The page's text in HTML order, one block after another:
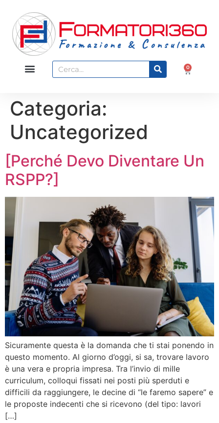
0
Categoria:
Uncategorized
[Perché Devo Diventare Un
RSPP?]
Sicuramente questa è la domanda che ti stai ponendo in
questo momento. Al giorno d’oggi, si sa, trovare lavoro
è una vera e propria impresa. Tra l’invio di mille
curriculum, colloqui fissati nei posti più sperduti e
difficili da raggiungere, le decine di “le faremo sapere” e
le proposte indecenti che si ricevono (del tipo: lavori
[…]